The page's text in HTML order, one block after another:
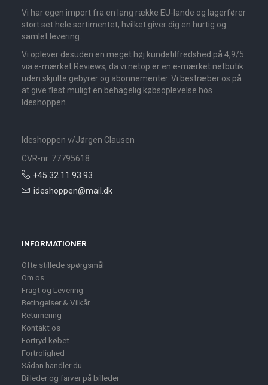
Vi har egen import fra en lang række EU-lande og lagerfører
stort set hele sortimentet, hvilket giver dig en hurtig og
samlet levering.
Vi oplever desuden en meget høj kundetilfredshed på 4,9/5
via e-mærket Reviews, da vi netop er en e-mærket netbutik
uden skjulte gebyrer og abonnementer. Vi bestræber os på
at give flest muligt en behagelig købsoplevelse hos
Ideshoppen.
Ideshoppen v/Jørgen Clausen
CVR-nr. 77795618
+45 32 11 93 93
ideshoppen@mail.dk
INFORMATIONER
Ofte stillede spørgsmål
Om os
Fragt og Levering
Betingelser & Vilkår
Returnering
Kontakt os
Fortryd købet
Fortrolighed
Sådan handler du
Billeder og farver på billeder